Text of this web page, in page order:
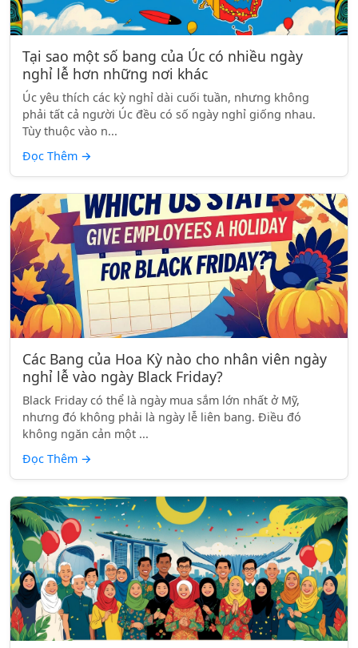
Tại sao một số bang của Úc có nhiều ngày
nghỉ lễ hơn những nơi khác
Úc yêu thích các kỳ nghỉ dài cuối tuần, nhưng không
phải tất cả người Úc đều có số ngày nghỉ giống nhau.
Tùy thuộc vào n...
Đọc Thêm →
Các Bang của Hoa Kỳ nào cho nhân viên ngày
nghỉ lễ vào ngày Black Friday?
Black Friday có thể là ngày mua sắm lớn nhất ở Mỹ,
nhưng đó không phải là ngày lễ liên bang. Điều đó
không ngăn cản một ...
Đọc Thêm →